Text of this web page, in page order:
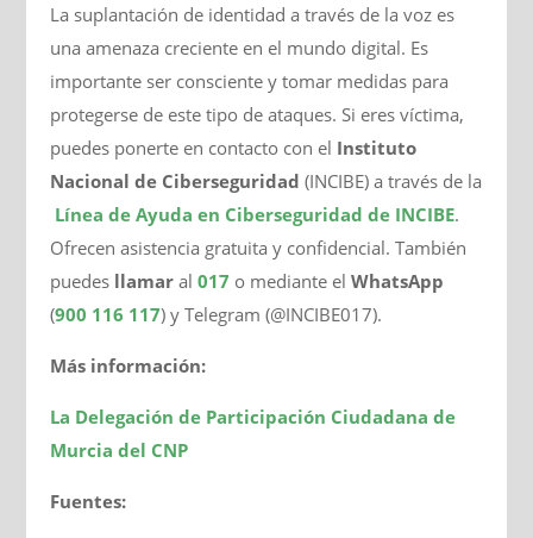
La suplantación de identidad a través de la voz es
una amenaza creciente en el mundo digital. Es
importante ser consciente y tomar medidas para
protegerse de este tipo de ataques. Si eres víctima,
puedes ponerte en contacto con el Instituto
Nacional de Ciberseguridad (INCIBE) a través de la
Línea de Ayuda en Ciberseguridad de INCIBE.
Ofrecen asistencia gratuita y confidencial. También
puedes llamar al017 o mediante elWhatsApp
(900 116 117) y Telegram (@INCIBE017).
Más información:
La Delegación de Participación Ciudadana de
Murcia del CNP
Fuentes: